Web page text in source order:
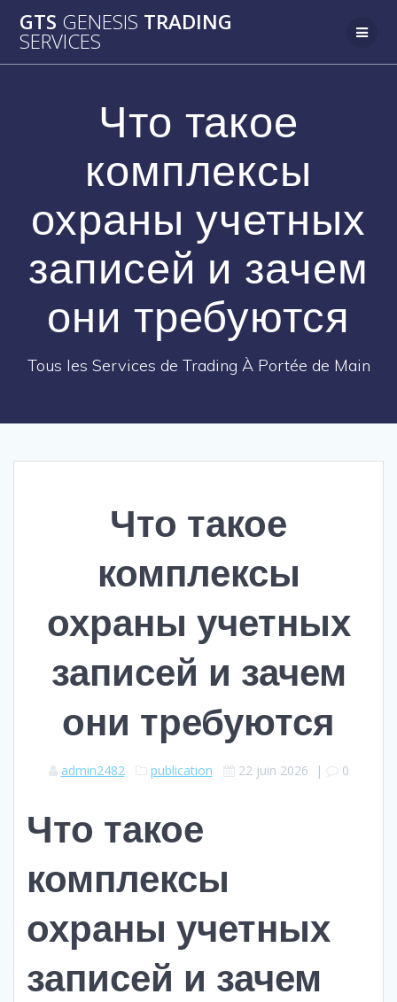
au
GTS GENESIS TRADING
SERVICES
Что такое
комплексы
охраны учетных
записей и зачем
они требуются
Tous les Services de Trading À Portée de Main
Что такое
комплексы
охраны учетных
записей и зачем
они требуются
admin2482 publication 22 juin 2026 | 0
Что такое
комплексы
охраны учетных
записей и зачем